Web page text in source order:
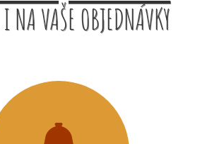
I NA VAŠE OBJEDNÁVKY